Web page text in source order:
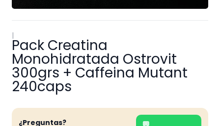
|
Pack Creatina
Monohidratada Ostrovit
300grs + Caffeina Mutant
240caps
¿Preguntas?